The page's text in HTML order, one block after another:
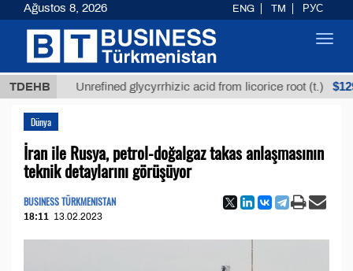
TDEHBUnrefined glycyrrhizic acid from licorice root (t.) $12935,18
Dünya
İran ile Rusya, petrol-doğalgaz takas anlaşmasının
teknik detaylarını görüşüyor
BUSINESS TÜRKMENISTAN
18:11 13.02.2023
Ağustos 8, 2026 ENG TM РУС